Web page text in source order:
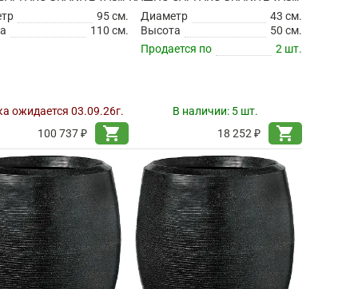
95 см.
110 см.
ожидается 03.09.26г.
100 737 ₽
shopping_cart
Диаметр
43 см.
Высота
50 см.
Продается по
2 шт.
В наличии: 5 шт.
18 252 ₽
shopping_cart